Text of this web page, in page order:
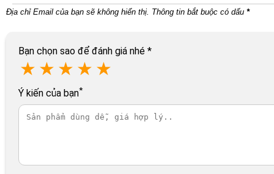
Địa chỉ Email của bạn sẽ không hiển thị. Thông tin bắt buộc có dấu *
Bạn chọn sao để đánh giá nhé *
★ ★ ★ ★ ★
Ý kiến của bạn*